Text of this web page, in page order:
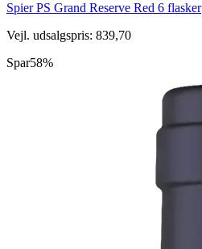
Spier PS Grand Reserve Red 6 flasker
Vejl. udsalgspris: 839,70
Spar58%